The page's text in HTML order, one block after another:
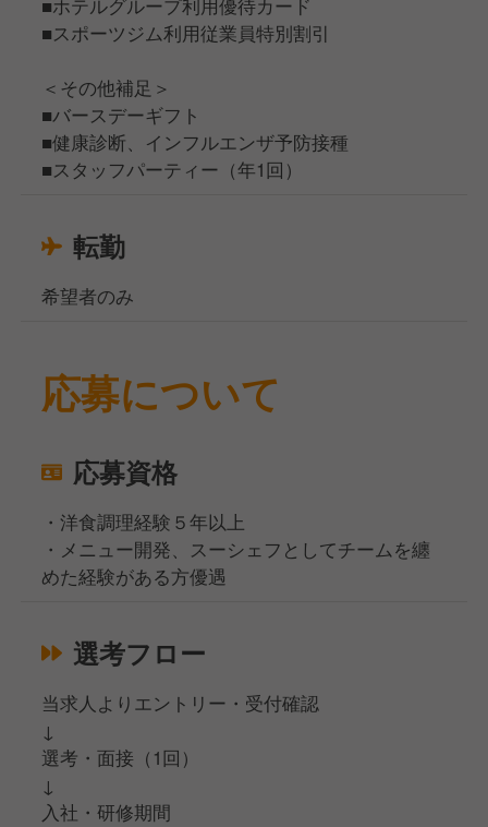
■ホテルグループ利用優待カード
■スポーツジム利用従業員特別割引
＜その他補足＞
■バースデーギフト
■健康診断、インフルエンザ予防接種
■スタッフパーティー（年1回）
転勤
希望者のみ
応募について
応募資格
・洋食調理経験５年以上
・メニュー開発、スーシェフとしてチームを纏
めた経験がある方優遇
選考フロー
当求人よりエントリー・受付確認
↓
選考・面接（1回）
↓
入社・研修期間